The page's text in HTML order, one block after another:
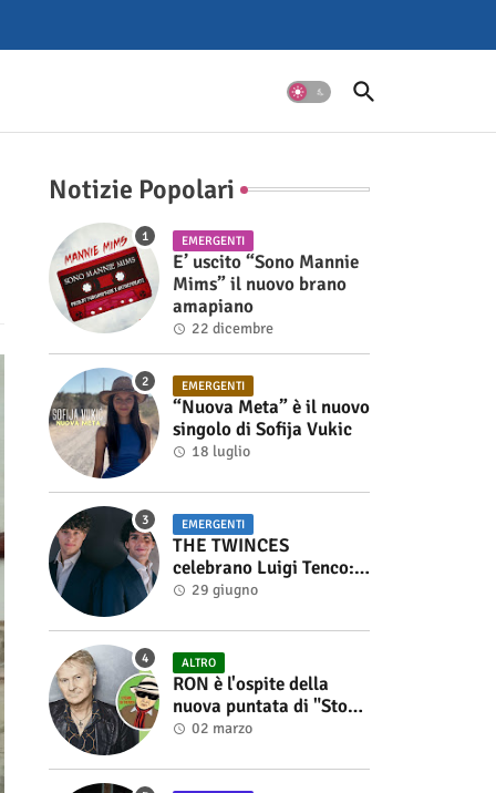
Notizie Popolari
EMERGENTI
E’ uscito “Sono Mannie
Mims” il nuovo brano
amapiano
22 dicembre
EMERGENTI
“Nuova Meta” è il nuovo
singolo di Sofija Vukic
18 luglio
EMERGENTI
THE TWINCES
celebrano Luigi Tenco:
fuori singolo e video di
29 giugno
ALTRO
RON è l'ospite della
nuova puntata di "Storie
di Musica", in onda sul
Alberto Salerno
02 marzo